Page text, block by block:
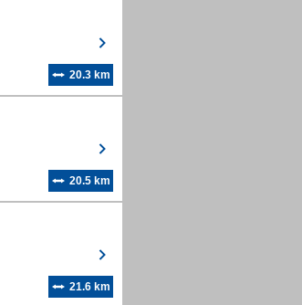
20.3 km
20.5 km
21.6 km